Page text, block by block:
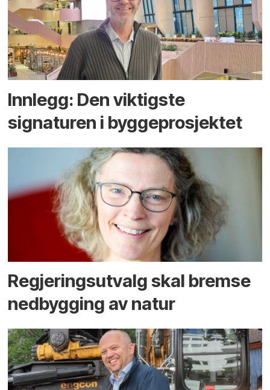
Innlegg: Den viktigste
signaturen i bygge­­prosjektet
Regjerings­utvalg skal bremse
ned­bygging av natur